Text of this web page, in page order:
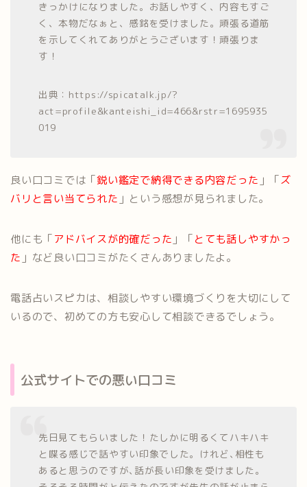
きっかけになりました。お話しやすく、内容もすご
く、本物だなぁと、感銘を受けました。頑張る道筋
を示してくれてありがとうございます！頑張りま
す！
出典：https://spicatalk.jp/?
act=profile&kanteishi_id=466&rstr=1695935
019
良い口コミでは「鋭い鑑定で納得できる内容だった 」「ズ
バリと言い当てられた 」という感想が見られました。
他にも「アドバイスが的確だった 」「とても話しやすかっ
た 」など良い口コミがたくさんありましたよ。
電話占いスピカは、相談しやすい環境づくりを大切にして
いるので、初めての方も安心して相談できるでしょう。
公式サイトでの悪い口コミ
先日見てもらいました！たしかに明るくてハキハキ
と喋る感じで話やすい印象でした。けれど､相性も
あると思うのですが､話が長い印象を受けました。